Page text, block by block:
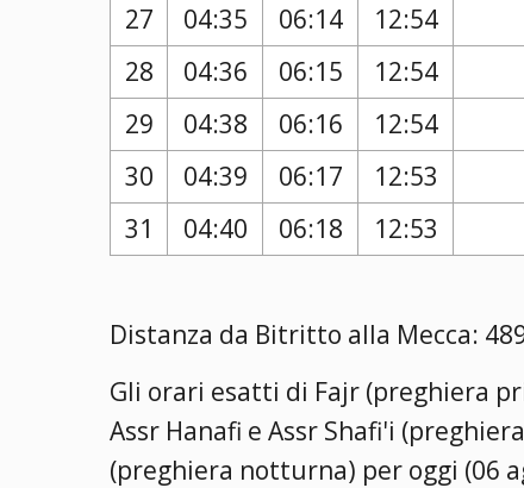
27
04:35 06:14 12:54
28
04:36 06:15 12:54
29
04:38 06:16 12:54
30
04:39 06:17 12:53
31
04:40 06:18 12:53
Distanza da Bitritto alla Mecca:
Gli orari esatti di Fajr (preghiera
Assr Hanafi e Assr Shafi'i
(preghiera notturna) per oggi (06